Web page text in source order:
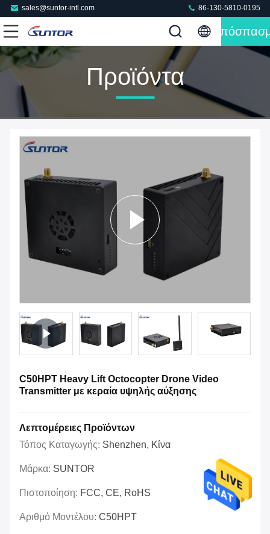
sales@suntor-intl.com 86-130-5810-0195
Προϊόντα
C50HPT Heavy Lift Octocopter Drone Video
Transmitter με κεραία υψηλής αύξησης
Λεπτομέρειες Προϊόντων
Τόπος Καταγωγής: Shenzhen, Κίνα
Μάρκα: SUNTOR
Πιστοποίηση: FCC, CE, RoHS
Αριθμό Μοντέλου: C50HPT